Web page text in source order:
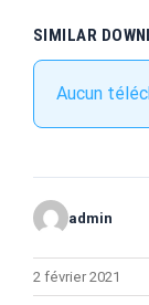
SIMILAR
Aucun
admin
2 février 2021